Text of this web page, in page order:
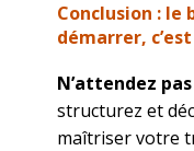
Conclusion : le
démarrer,
N’attendez
structurez et
maîtriser votre